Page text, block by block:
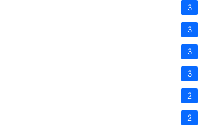
3
3
3
3
2
2